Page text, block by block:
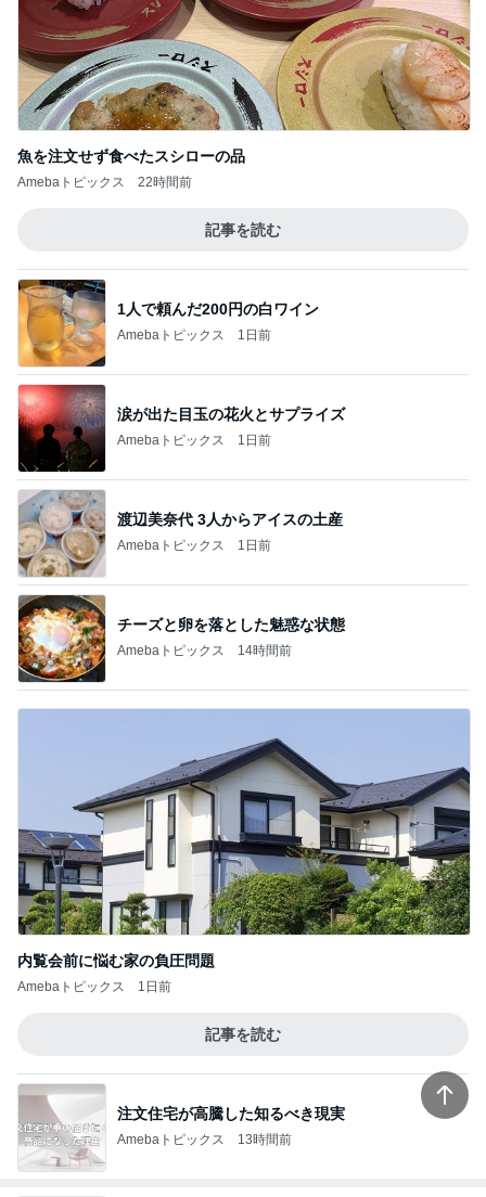
魚を注文せず食べたスシローの品
Amebaトピックス 22時間前
記事を読む
1人で頼んだ200円の白ワイン
Amebaトピックス 1日前
涙が出た目玉の花火とサプライズ
Amebaトピックス 1日前
渡辺美奈代 3人からアイスの土産
Amebaトピックス 1日前
チーズと卵を落とした魅惑な状態
Amebaトピックス 14時間前
内覧会前に悩む家の負圧問題
Amebaトピックス 1日前
記事を読む
注文住宅が高騰した知るべき現実
Amebaトピックス 13時間前